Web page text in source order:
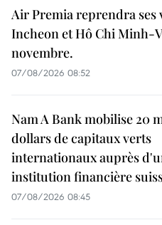
Air Premia reprendra ses
Incheon et Hô Chi Minh-
novembre.
07/08/2026 08:52
Nam A Bank mobilise 20
dollars de capitaux verts
internationaux auprès
institution financière
07/08/2026 08:45